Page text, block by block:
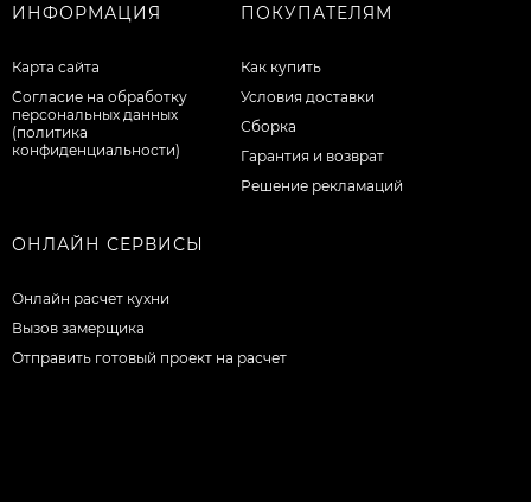
ИНФОРМАЦИЯ
Карта сайта
Согласие на обработку
персональных данных
(политика
конфиденциальности)
ПОКУПАТЕЛЯМ
Как купить
Условия доставки
Сборка
Гарантия и возврат
Решение рекламаций
ОНЛАЙН СЕРВИСЫ
Онлайн расчет кухни
Вызов замерщика
Отправить готовый проект на расчет